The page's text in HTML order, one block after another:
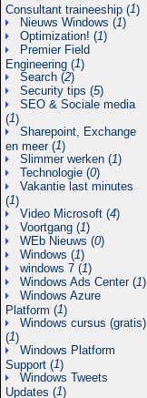
Consultant traineeship (1)
Nieuws Windows (1)
Optimization! (1)
Premier Field
Engineering (1)
Search (2)
Security tips (5)
SEO & Sociale media
(1)
Sharepoint, Exchange
en meer (1)
Slimmer werken (1)
Technologie (0)
Vakantie last minutes
(1)
Video Microsoft (4)
Voortgang (1)
WEb Nieuws (0)
Windows (1)
windows 7 (1)
Windows Ads Center (1)
Windows Azure
Platform (1)
Windows cursus (gratis)
(1)
Windows Platform
Support (1)
Windows Tweets
Updates (1)